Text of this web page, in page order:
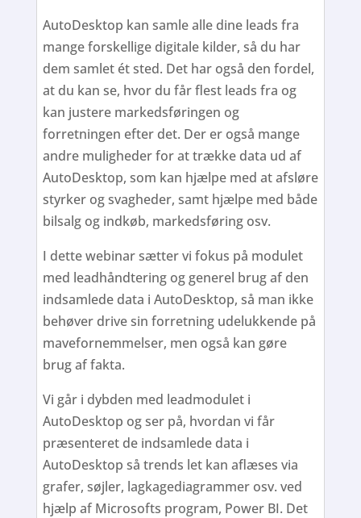
AutoDesktop kan samle alle dine leads fra
mange forskellige digitale kilder, så du har
dem samlet ét sted. Det har også den fordel,
at du kan se, hvor du får flest leads fra og
kan justere markedsføringen og
forretningen efter det. Der er også mange
andre muligheder for at trække data ud af
AutoDesktop, som kan hjælpe med at afsløre
styrker og svagheder, samt hjælpe med både
bilsalg og indkøb, markedsføring osv.
I dette webinar sætter vi fokus på modulet
med leadhåndtering og generel brug af den
indsamlede data i AutoDesktop, så man ikke
behøver drive sin forretning udelukkende på
mavefornemmelser, men også kan gøre
brug af fakta.
Vi går i dybden med leadmodulet i
AutoDesktop og ser på, hvordan vi får
præsenteret de indsamlede data i
AutoDesktop så trends let kan aflæses via
grafer, søjler, lagkagediagrammer osv. ved
hjælp af Microsofts program, Power BI. Det